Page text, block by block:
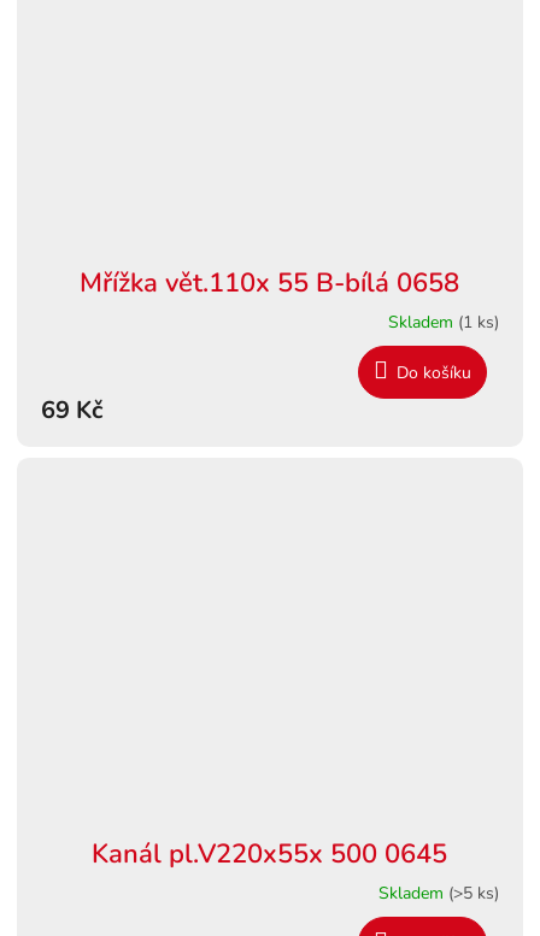
Mřížka vět.110x 55 B-bílá 0658
Skladem (1 ks)
69 Kč
Do košíku
Kanál pl.V220x55x 500 0645
Skladem (>5 ks)